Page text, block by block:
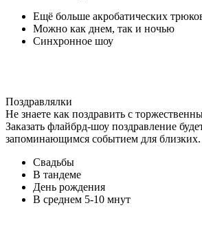
Ещё больше акробатических
Можно как днем, так и ночью
Синхронное шоу
Поздравлялки
Не знаете как поздравить с
Заказать флайбрд-шоу поздравление
запоминающимся событием для близких.
Свадьбы
В тандеме
День рождения
В среднем 5-10 мнут